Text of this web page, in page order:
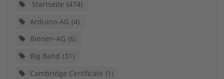
Startseite 474
Arduino-AG 4
Bienen-AG 6
Big Band
31
Cambridge Certificate 1